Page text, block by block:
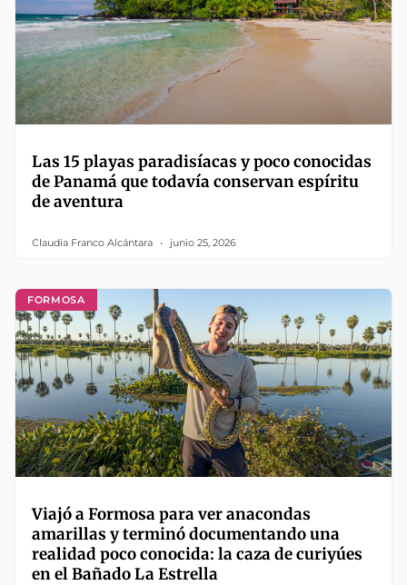
Las 15 playas paradisíacas y poco conocidas
de Panamá que todavía conservan espíritu
de aventura
Claudia Franco Alcántara junio 25, 2026
FORMOSA
Viajó a Formosa para ver anacondas
amarillas y terminó documentando una
realidad poco conocida: la caza de curiyúes
en el Bañado La Estrella